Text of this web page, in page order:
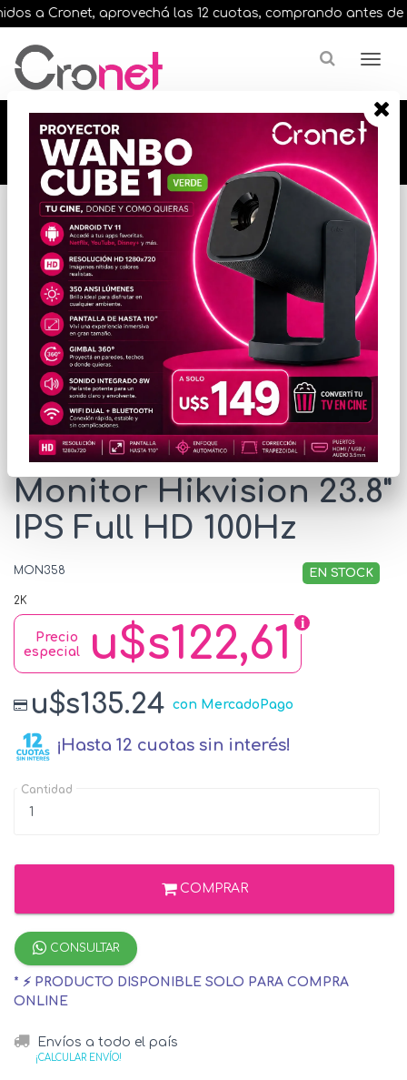
a Cronet, aprovechá las 12 cuotas, comprando antes de
🔥🔥🔥 12 cuotas, en todos nuestros artículos,
comprando antes de las 13 hrs. envíos en el
día 🔥🔥🔥
Inicio VIDEO MONITORES
* Las imágenes se exhiben con fines ilustrativos.
Monitor Hikvision 23.8"
IPS Full HD 100Hz
MON358 EN STOCK
2K
u$s122,61
Precio
especial
u$s135.24 con MercadoPago
¡Hasta 12 cuotas sin interés!
Cantidad
COMPRAR
CONSULTAR
* ⚡ PRODUCTO DISPONIBLE SOLO PARA COMPRA
ONLINE
Envíos a todo el país
¡CALCULAR ENVÍO!